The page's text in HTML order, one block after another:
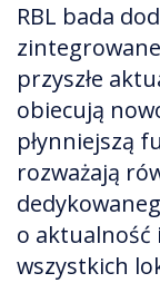
RBL bada
przyszłe
obiecują
płynniejszą
rozważają
o aktualność
wszystkich